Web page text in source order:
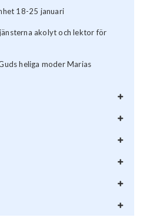
18-25 januari
akolyt och lektor för
heliga moder Marias